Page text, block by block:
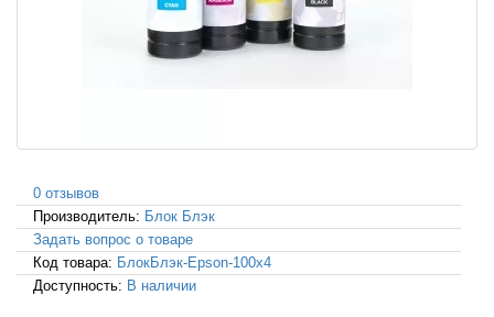
0 отзывов
Производитель: Блок Блэк
Задать вопрос о товаре
Код товара: БлокБлэк-Epson-100x4
Доступность: В наличии